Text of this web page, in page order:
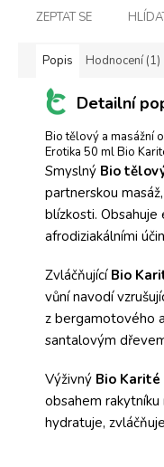
ZEPTAT SE
Popis Hodnocení (1)
Detailní
Bio tělový a masážní
Erotika 50 ml Bio
Smyslný Bio
partnerskou
blízkosti. Obsahuje
afrodiziakálními
Zvláčňující Bio
vůní navodí
z bergamotového
santalovým
Výživný Bio
obsahem rakytníku
hydratuje,